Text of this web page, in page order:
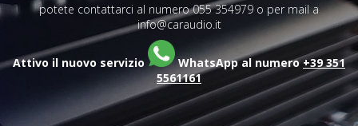
potete contattarci al numero 055 354979 o per mail a
info@caraudio.it
Attivo il nuovo servizio WhatsApp al numero+39 351
5561161